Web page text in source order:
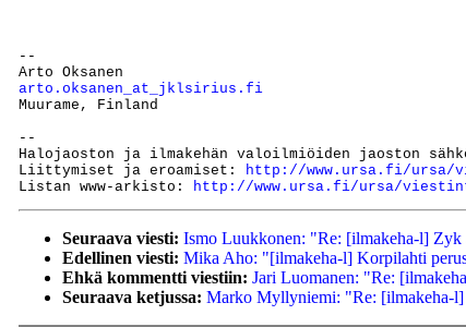
--
arto.oksanen_at_jklsirius.fi
Muurame, Finland
--
Halojaoston ja ilmakehän valoilmiöiden jaoston
Liittymiset ja eroamiset:
http://www.ursa.fi/
Listan www-arkisto:
http://www.ursa.fi/ursa/
Seuraava viesti: Ismo Luukkonen: "Re: [ilmakeha-l] Zyk
Edellinen viesti: Mika Aho: "[ilmakeha-l] Korpilahti
Ehkä kommentti viestiin: Jari Luomanen: "Re:
Seuraava ketjussa: Marko Myllyniemi: "Re: [ilmakeha-l]